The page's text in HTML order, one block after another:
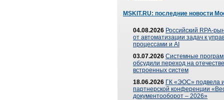
MSKIT.RU: последние новости
04.08.2026 Российский RPA-
от автоматизации задач к
процессами и AI
03.07.2026 Системные
обсудили переход на
встроенных систем
18.06.2026 ГК «ЭОС» подвела
партнерской конференции
документооборот – 2026»